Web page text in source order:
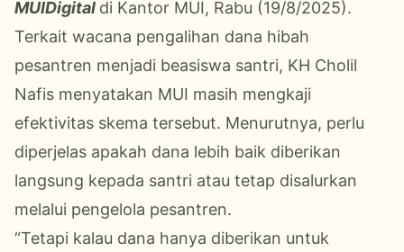
MUIDigital di Kantor MUI, Rabu (19/8/2025).
Terkait wacana pengalihan dana hibah
pesantren menjadi beasiswa santri, KH Cholil
Nafis menyatakan MUI masih mengkaji
efektivitas skema tersebut. Menurutnya, perlu
diperjelas apakah dana lebih baik diberikan
langsung kepada santri atau tetap disalurkan
melalui pengelola pesantren.
“Tetapi kalau dana hanya diberikan untuk